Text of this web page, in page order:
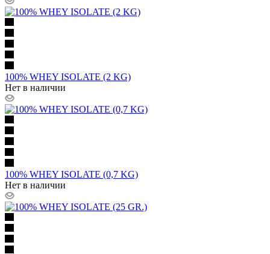
100% WHEY ISOLATE (2 KG)
Нет в наличии
100% WHEY ISOLATE (0,7 KG)
Нет в наличии